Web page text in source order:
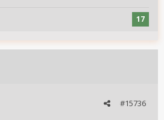
17
#15736